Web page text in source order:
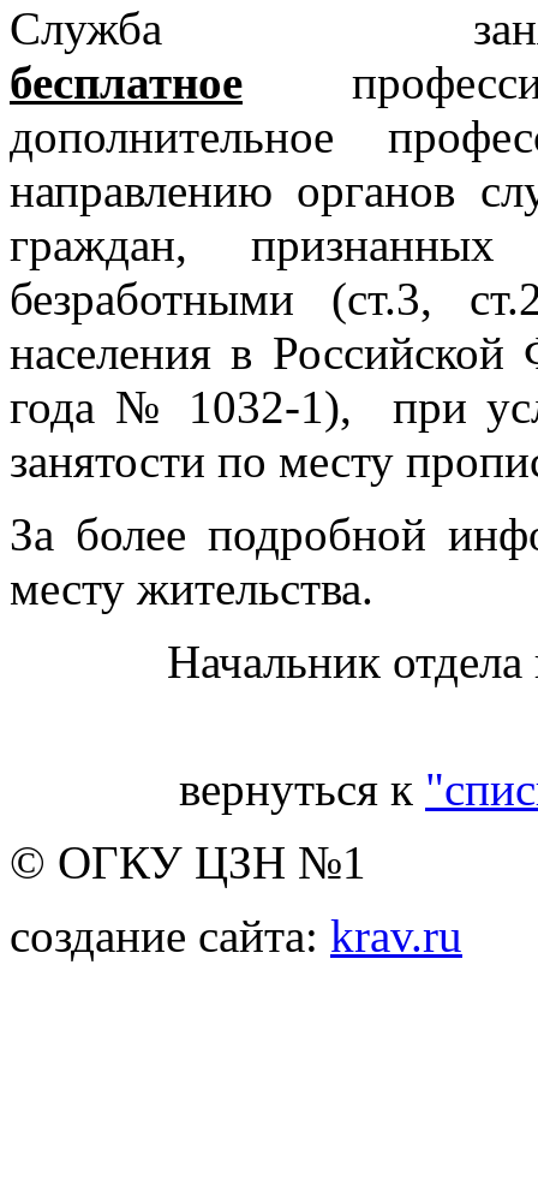
Служба
бесплатное
дополнительное
направлению органов
граждан,
безработными (ст.3,
населения в
года № 1032-1), при
занятости по месту
За более подробной
месту жительства.
Начальник
вернуться к
© ОГКУ ЦЗН №1
создание сайта: krav.ru